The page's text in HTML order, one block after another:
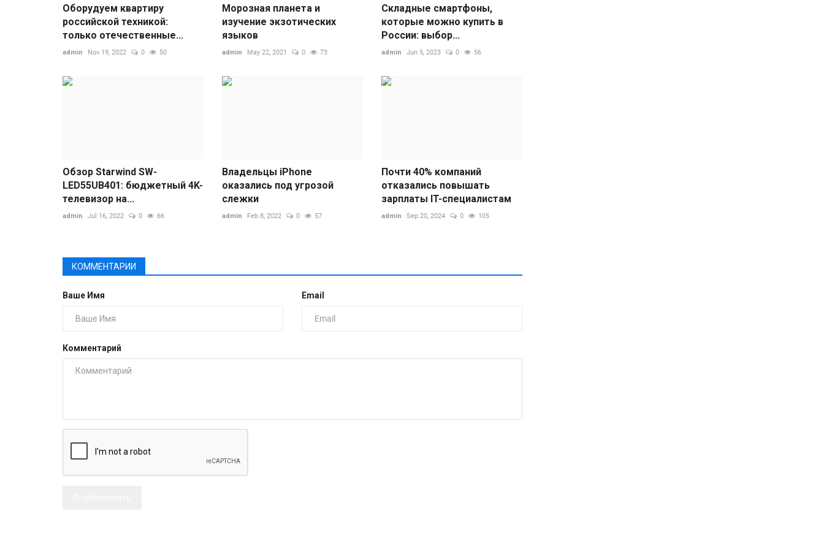
Оборудуем квартиру
российской техникой:
только отечественные...
admin Nov 19, 2022 0 50
Морозная планета и
изучение экзотических
языков
admin May 22, 2021 0 73
Складные смартфоны,
которые можно купить в
России: выбор...
admin Jun 5, 2023 0 56
Обзор Starwind SW-
LED55UB401: бюджетный 4K-
телевизор на...
admin Jul 16, 2022 0 66
Владельцы iPhone
оказались под угрозой
слежки
admin Feb 8, 2022 0 57
Почти 40% компаний
отказались повышать
зарплаты IT-специалистам
admin Sep 20, 2024 0 105
КОММЕНТАРИИ
Ваше Имя Email
Комментарий